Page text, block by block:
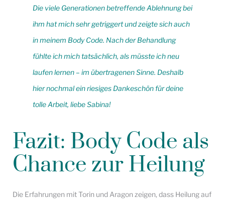
Die viele Generationen betreffende Ablehnung bei
ihm hat mich sehr getriggert und zeigte sich auch
in meinem Body Code. Nach der Behandlung
fühlte ich mich tatsächlich, als müsste ich neu
laufen lernen – im übertragenen Sinne. Deshalb
hier nochmal ein riesiges Dankeschön für deine
tolle Arbeit, liebe Sabina!
Fazit: Body Code als
Chance zur Heilung
Die Erfahrungen mit Torin und Aragon zeigen, dass Heilung auf